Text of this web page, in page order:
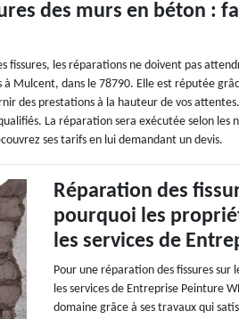
des murs en béton :
fissures, les réparations ne doivent pas
Mulcent, dans le 78790. Elle est réputée
des prestations à la hauteur de vos
La réparation sera exécutée selon les
ses tarifs en lui demandant un devis.
Réparation des
pourquoi les
les services de
Pour une réparation des fissures
les services de Entreprise Peinture
domaine grâce à ses travaux qui